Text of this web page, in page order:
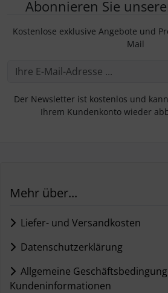
Abonnieren Sie
Kostenlose exklusive Angebote und
Mail
Der Newsletter ist kostenlos und
Ihrem Kundenkonto wieder
Mehr über...
Liefer- und Versandkosten
Datenschutzerklärung
Allgemeine
Kundeninformationen